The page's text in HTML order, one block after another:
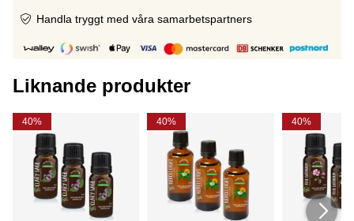
Handla tryggt med våra samarbetspartners
Liknande produkter
40% 40% 40%